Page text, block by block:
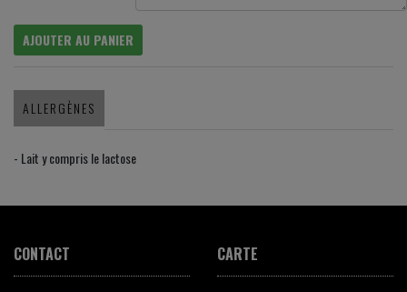
AJOUTER AU PANIER
ALLERGÈNES
- Lait y compris le lactose
CONTACT CARTE